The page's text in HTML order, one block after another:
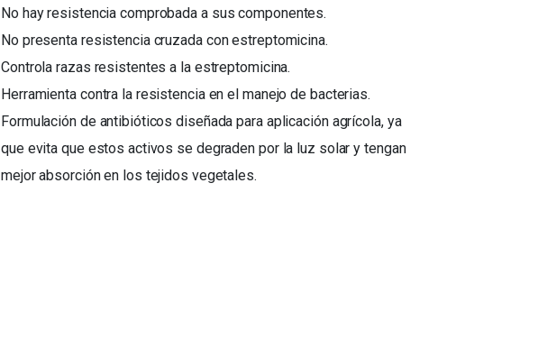
No hay resistencia comprobada a sus componentes.
No presenta resistencia cruzada con estreptomicina.
Controla razas resistentes a la estreptomicina.
Herramienta contra la resistencia en el manejo de bacterias.
Formulación de antibióticos diseñada para aplicación agrícola, ya
que evita que estos activos se degraden por la luz solar y tengan
mejor absorción en los tejidos vegetales.